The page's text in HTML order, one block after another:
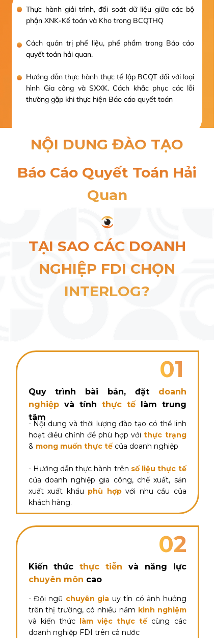
Thực hành giải trình, đối soát dữ liệu giữa các bộ
phận XNK-Kế toán và Kho trong BCQTHQ
Cách quản trị phế liệu, phế phẩm trong Báo cáo
quyết toán hải quan.
Hướng dẫn thực hành thực tế lập BCQT đối với loại
hình Gia công và SXXK. Cách khắc phục các lỗi
thường gặp khi thực hiện Báo cáo quyết toán
NỘI DUNG ĐÀO TẠO
Báo Cáo Quyết Toán Hải
Quan
TẠI SAO CÁC DOANH
NGHIỆP FDI CHỌN
INTERLOG?
02
- Đội ngũ chuyên gia uy tín có ảnh hưởng
trên thị trường, có nhiều năm kinh nghiệm
và kiến thức làm việc thực tếcùng các
doanh nghiệp FDI trên cả nước
Kiến thứcthực tiễn và năng lực
chuyên môn cao
01
- Nội dung và thời lượng đào tạo có thể linh
hoạt điều chỉnh để phù hợp vớithực trạng
& mong muốn thực tếcủa doanh nghiệp
- Hướng dẫn thực hành trên số liệu thực tế
của doanh nghiệp gia công, chế xuất, sản
xuất xuất khẩu phù hợpvới nhu cầu của
khách hàng.
Quy trình bài bản, đặt doanh
nghiệpvà tính thực tếlàm trung
tâm